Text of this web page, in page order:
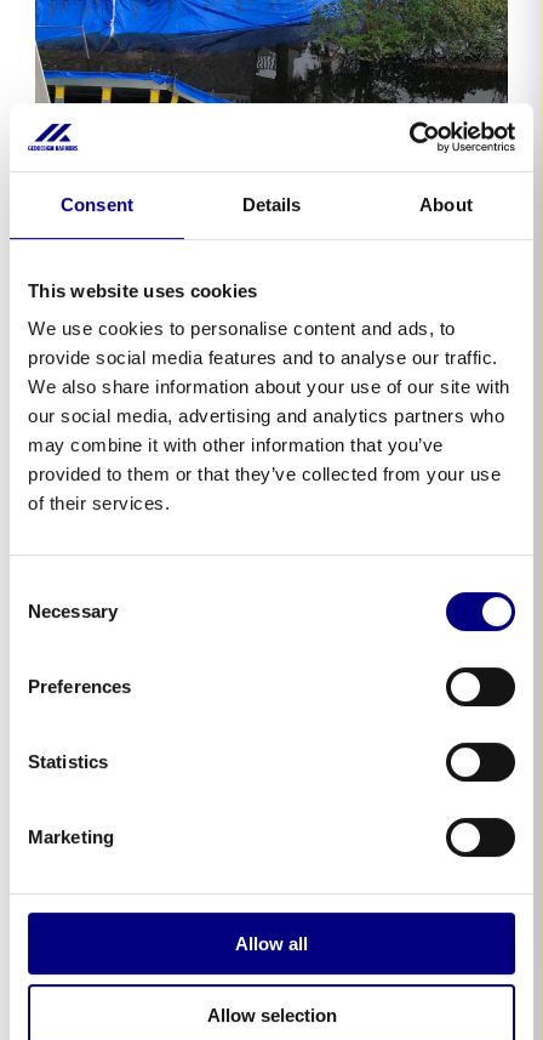
Consent Details About
This website uses cookies
We use cookies to personalise content and ads, to
provide social media features and to analyse our traffic.
We also share information about your use of our site with
our social media, advertising and analytics partners who
may combine it with other information that you’ve
provided to them or that they’ve collected from your use
of their services.
Selection
Necessary
Preferences
Statistics
Marketing
Allow all
Allow selection